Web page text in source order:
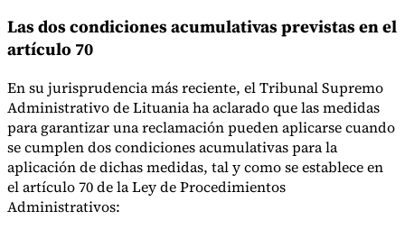
Las dos condiciones acumulativas previstas en el
artículo 70
En su jurisprudencia más reciente, el Tribunal Supremo
Administrativo de Lituania ha aclarado que las medidas
para garantizar una reclamación pueden aplicarse cuando
se cumplen dos condiciones acumulativas para la
aplicación de dichas medidas, tal y como se establece en
el artículo 70 de la Ley de Procedimientos
Administrativos: